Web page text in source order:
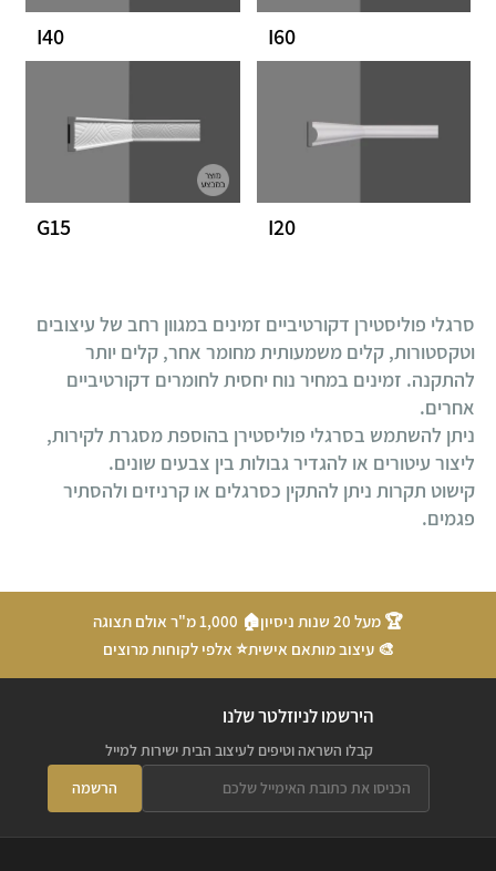
I60
I40
I20
G15
סרגלי פוליסטירן דקורטיביים זמינים במגוון רחב של עיצובים
וטקסטורות, קלים משמעותית מחומר אחר, קלים יותר
להתקנה. זמינים במחיר נוח יחסית לחומרים דקורטיביים
אחרים.
ניתן להשתמש בסרגלי פוליסטירן בהוספת מסגרת לקירות,
ליצור עיטורים או להגדיר גבולות בין צבעים שונים.
קישוט תקרות ניתן להתקין כסרגלים או קרניזים ולהסתיר
פגמים.
🏆 מעל 20 שנות ניסיון
🏠 1,000 מ"ר אולם תצוגה
🎨 עיצוב מותאם אישית⭐ אלפי לקוחות מרוצים
הירשמו לניוזלטר שלנו
קבלו השראה וטיפים לעיצוב הבית ישירות למייל
הרשמה